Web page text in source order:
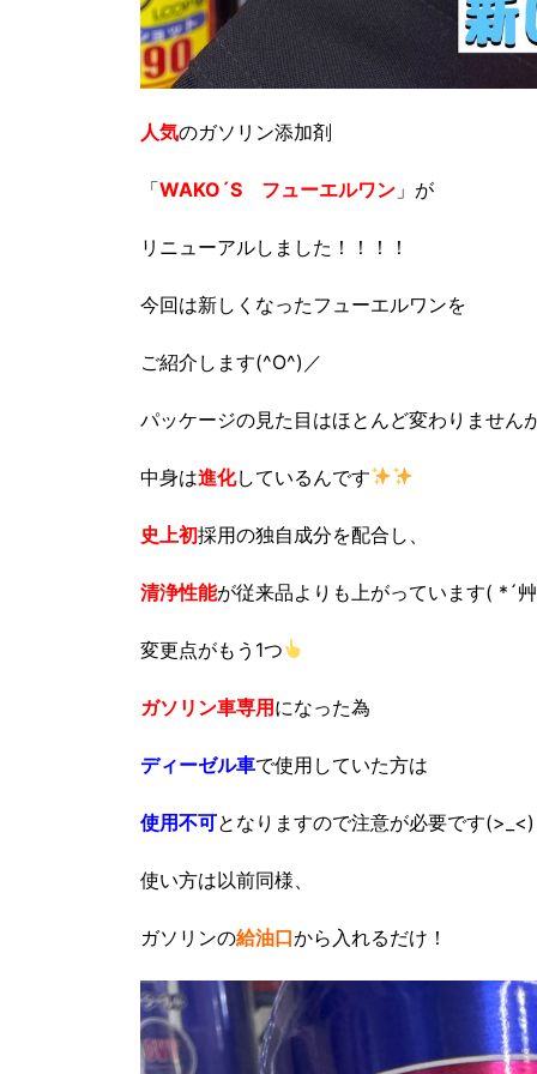
人気のガソリン添加剤
「WAKO´S フューエルワン 」が
リニューアルしました！！！！
今回は新しくなったフューエルワンを
ご紹介します(^O^)／
パッケージの見た目はほとんど変わりません
中身は進化しているんです
史上初採用の独自成分を配合し、
清浄性能が従来品よりも上がっています( *´
変更点がもう1つ
ガソリン車専用になった為
ディーゼル車で使用していた方は
使用不可となりますので注意が必要です(>_<)
使い方は以前同様、
ガソリンの給油口から入れるだけ！